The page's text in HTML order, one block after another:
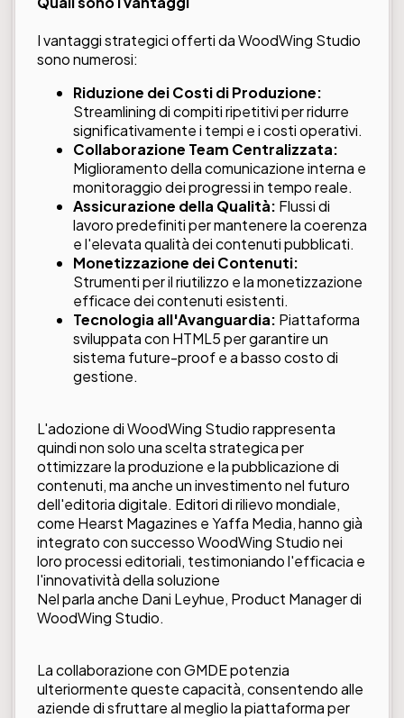
I vantaggi strategici offerti da WoodWing Studio
sono numerosi:
Riduzione dei Costi di Produzione:
Streamlining di compiti ripetitivi per ridurre
significativamente i tempi e i costi operativi.
Collaborazione Team Centralizzata:
Miglioramento della comunicazione interna e
monitoraggio dei progressi in tempo reale.
Assicurazione della Qualità: Flussi di
lavoro predefiniti per mantenere la coerenza
e l'elevata qualità dei contenuti pubblicati.
Monetizzazione dei Contenuti:
Strumenti per il riutilizzo e la monetizzazione
efficace dei contenuti esistenti.
Tecnologia all'Avanguardia: Piattaforma
sviluppata con HTML5 per garantire un
sistema future-proof e a basso costo di
gestione.
L'adozione di WoodWing Studio rappresenta
quindi non solo una scelta strategica per
ottimizzare la produzione e la pubblicazione di
contenuti, ma anche un investimento nel futuro
dell'editoria digitale. Editori di rilievo mondiale,
come Hearst Magazines e Yaffa Media, hanno già
integrato con successo WoodWing Studio nei
loro processi editoriali, testimoniando l'efficacia e
l'innovatività della soluzione
Nelparla anche Dani Leyhue, Product Manager di
WoodWing Studio.
La collaborazione con GMDE potenzia
ulteriormente queste capacità, consentendo alle
aziende di sfruttare al meglio la piattaforma per